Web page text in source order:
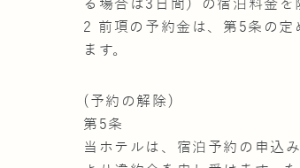
る場合は3日間）の宿泊料金を
2 前項の予約金は、第5条の定
ます。
(予約の解除)
第5条
当ホテルは、宿泊予約の申込